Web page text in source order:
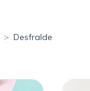
> Desfralde